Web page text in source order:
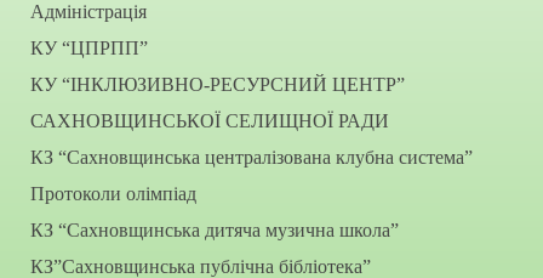
Адміністрація
КУ “ЦПРПП”
КУ “ІНКЛЮЗИВНО-РЕСУРСНИЙ ЦЕНТР”
САХНОВЩИНСЬКОЇ СЕЛИЩНОЇ РАДИ
КЗ “Сахновщинська централізована клубна система”
Протоколи олімпіад
КЗ “Сахновщинська дитяча музична школа”
КЗ”Сахновщинська публічна бібліотека”